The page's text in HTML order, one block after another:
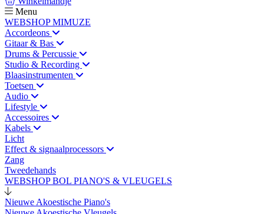
Menu
WEBSHOP MIMUZE
Accordeons
Gitaar & Bas
Drums & Percussie
Studio & Recording
Blaasinstrumenten
Toetsen
Audio
Lifestyle
Accessoires
Kabels
Licht
Effect & signaalprocessors
Zang
Tweedehands
WEBSHOP BOL PIANO'S & VLEUGELS
Nieuwe Akoestische Piano's